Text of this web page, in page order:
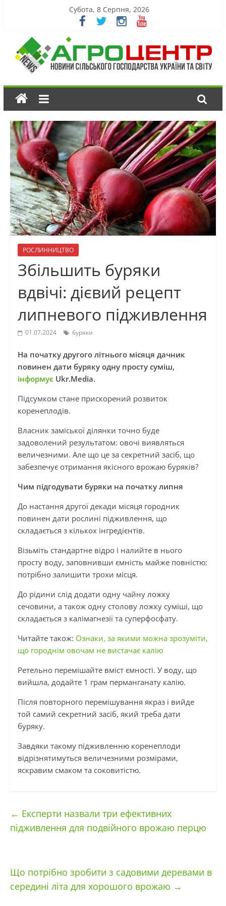
Субота, 8 Серпня, 2026
РОСЛИННИЦТВО
Збільшить буряки
вдвічі: дієвий рецепт
липневого підживлення
01.07.2024 буряки
На початку другого літнього місяця дачник
повинен дати буряку одну просту суміш,
інформує Ukr.Media.
Підсумком стане прискорений розвиток
коренеплодів.
Власник заміської ділянки точно буде
задоволений результатом: овочі виявляться
величезними. Але що це за секретний засіб, що
забезпечує отримання якісного врожаю буряків?
Чим підгодувати буряки на початку липня
До настання другої декади місяця городник
повинен дати рослині підживлення, що
складається з кількох інгредієнтів.
Візьміть стандартне відро і налийте в нього
просту воду, заповнивши ємність майже повністю:
потрібно залишити трохи місця.
До рідини слід додати одну чайну ложку
сечовини, а також одну столову ложку суміші, що
складається з калімагнезії та суперфосфату.
Читайте також: Ознаки, за якими можна зрозуміти,
що городнім овочам не вистачає калію
Ретельно перемішайте вміст ємності. У воду, що
вийшла, додайте 1 грам перманганату калію.
Після повторного перемішування якраз і вийде
той самий секретний засіб, який треба дати
буряку.
Завдяки такому підживленню коренеплоди
відрізнятимуться величезними розмірами,
яскравим смаком та соковитістю.
← Експерти назвали три ефективних
підживлення для подвійного врожаю перцю
Що потрібно зробити з садовими деревами в
середині літа для хорошого врожаю →